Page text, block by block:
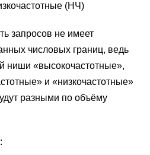
(НЧ)
запросов не имеет
числовых границ, ведь
ниши «высокочастотные»,
и «низкочастотные»
разными по объёму